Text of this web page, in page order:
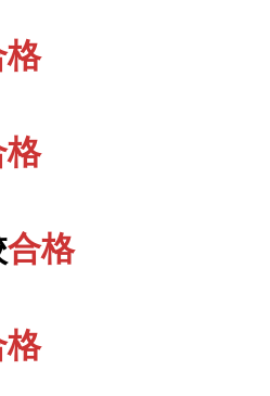
格
格
合格
格